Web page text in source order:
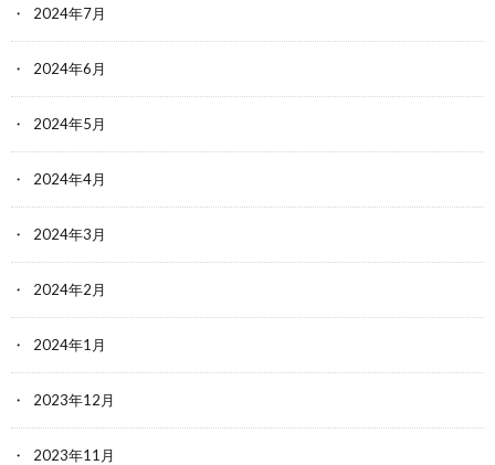
2024年7月
2024年6月
2024年5月
2024年4月
2024年3月
2024年2月
2024年1月
2023年12月
2023年11月